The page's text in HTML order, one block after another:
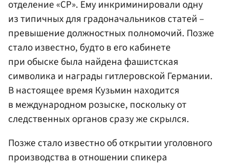
отделение «СР». Ему инкриминировали одну
из типичных для градоначальников статей –
превышение должностных полномочий. Позже
стало известно, будто в его кабинете
при обыске была найдена фашистская
символика и награды гитлеровской Германии.
В настоящее время Кузьмин находится
в международном розыске, поскольку от
следственных органов сразу же скрылся.
Позже стало известно об открытии уголовного
производства в отношении спикера